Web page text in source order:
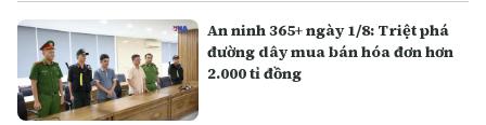
An ninh 365+ ngày 1/8: Triệt phá
đường dây mua bán hóa đơn hơn
2.000 tỉ đồng